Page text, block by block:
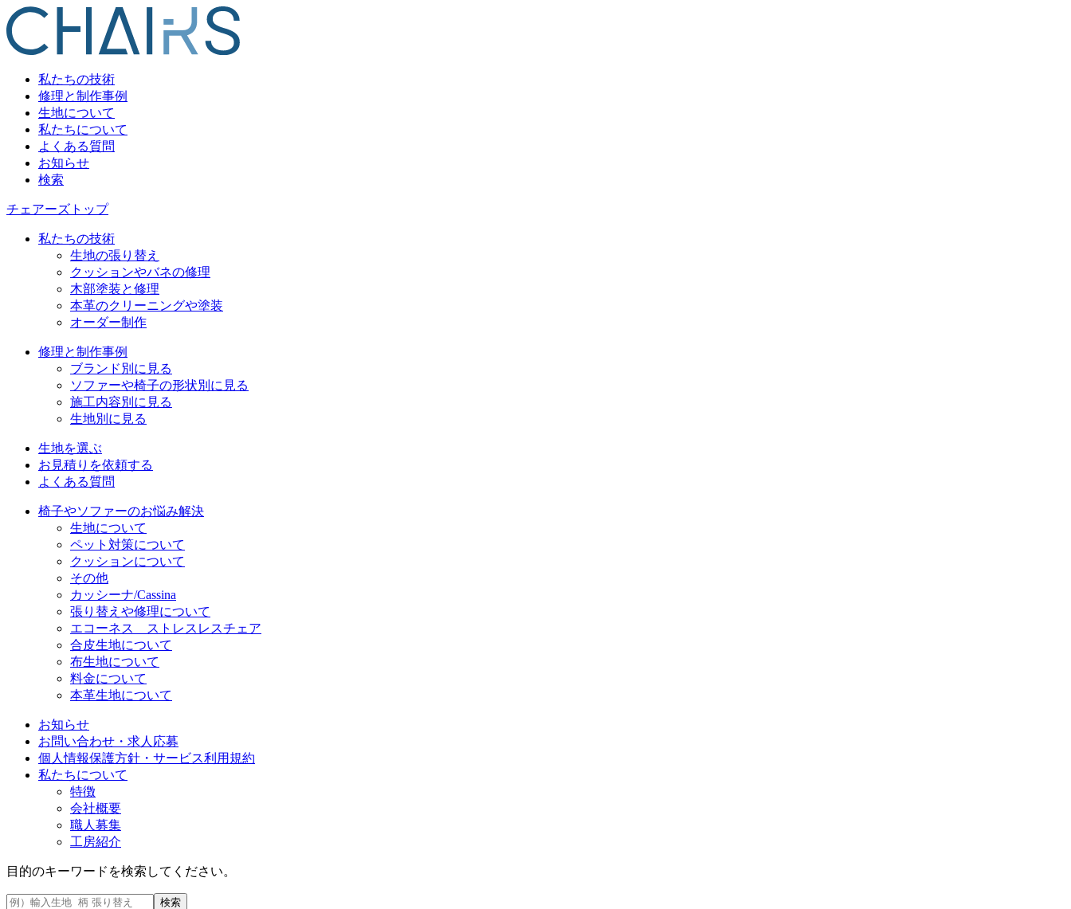
私たちの技術
修理と制作事例
生地について
私たちについて
よくある質問
お知らせ
検索
チェアーズトップ
私たちの技術
生地の張り替え
クッションやバネの修理
木部塗装と修理
本革のクリーニングや塗装
オーダー制作
修理と制作事例
ブランド別に見る
ソファーや椅子の形状別に見る
施工内容別に見る
生地別に見る
生地を選ぶ
お見積りを依頼する
よくある質問
椅子やソファーのお悩み解決
生地について
ペット対策について
クッションについて
その他
カッシーナ/Cassina
張り替えや修理について
エコーネス ストレスレスチェア
合皮生地について
布生地について
料金について
本革生地について
お知らせ
お問い合わせ・求人応募
個人情報保護方針・サービス利用規約
私たちについて
特徴
会社概要
職人募集
工房紹介
目的のキーワードを検索してください。
検索